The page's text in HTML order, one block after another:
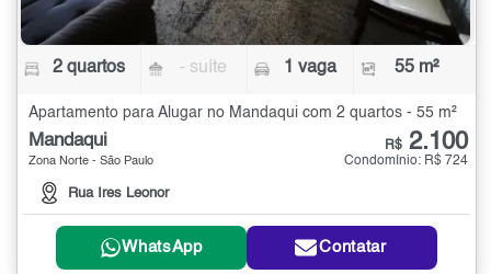
2 quartos - suíte 1 vaga 55 m²
Apartamento para Alugar no Mandaqui com 2 quartos - 55 m²
Mandaqui
Zona Norte - São Paulo
Rua Ires Leonor
R$ 2.100
Condomínio: R$ 724
WhatsApp Contatar